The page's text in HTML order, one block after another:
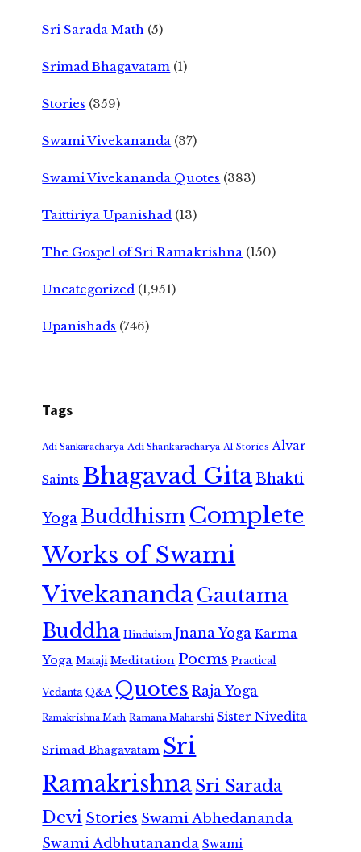
Sri Sarada Math (5)
Srimad Bhagavatam (1)
Stories (359)
Swami Vivekananda (37)
Swami Vivekananda Quotes (383)
Taittiriya Upanishad (13)
The Gospel of Sri Ramakrishna (150)
Uncategorized (1,951)
Upanishads (746)
Tags
Adi Sankaracharya Adi Shankaracharya AI Stories Alvar
Saints Bhagavad GitaBhakti
Yoga Buddhism Complete
Works of Swami
VivekanandaGautama
Buddha Hinduism Jnana Yoga Karma
Yoga Mataji Meditation Poems Practical
Vedanta Q&A Quotes Raja Yoga
Ramakrishna Math Ramana Maharshi Sister Nivedita
Srimad Bhagavatam Sri
RamakrishnaSri Sarada
Devi Stories Swami Abhedananda
Swami Adbhutananda Swami